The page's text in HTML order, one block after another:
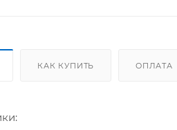
КАК КУПИТЬ ОПЛАТА